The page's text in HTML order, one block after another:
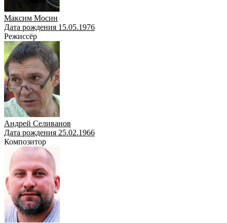
Максим Мосин
Дата рождения 15.05.1976
Режиссёр
Андрей Селиванов
Дата рождения 25.02.1966
Композитор